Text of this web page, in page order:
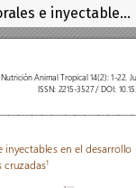
Efecto de suplementos minerales orales e inyectables en el desarrollo morfológico de novillas cruzadas